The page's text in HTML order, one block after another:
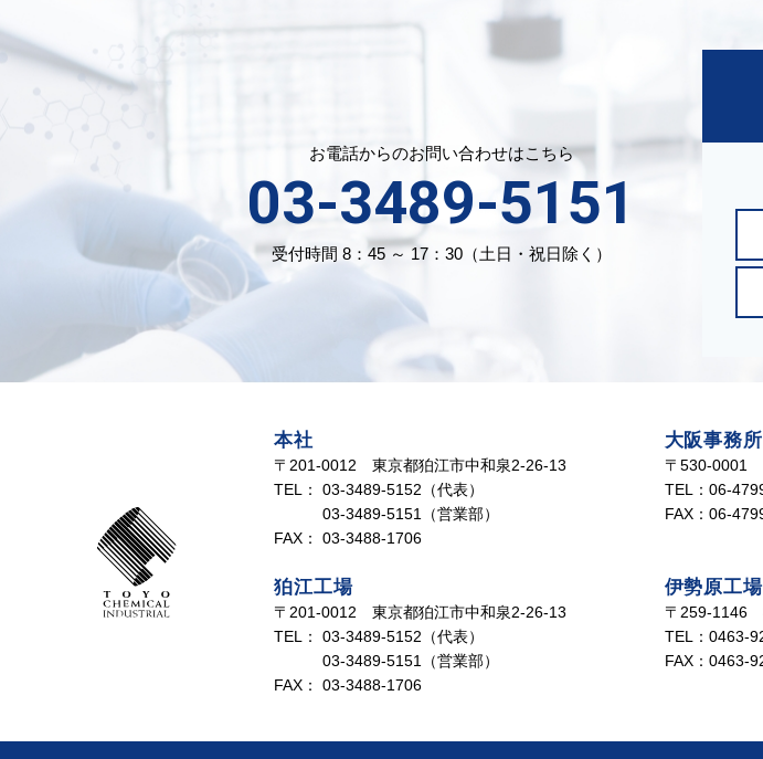
お電話からのお問い合わせはこちら
03-3489-5151
受付時間 8：45 ～ 17：30（土日・祝日除く）
本社
〒201-0012 東京都狛江市中和泉2-26-13
TEL：
03-3489-5152（代表）
03-3489-5151（営業部）
FAX：
03-3488-1706
狛江工場
〒201-0012 東京都狛江市中和泉2-26-13
TEL：
03-3489-5152（代表）
03-3489-5151（営業部）
FAX：
03-3488-1706
大阪事務所
〒530-0001
TEL：06-
FAX：06-
伊勢原工場
〒259-1146
TEL：0463-
FAX：0463-